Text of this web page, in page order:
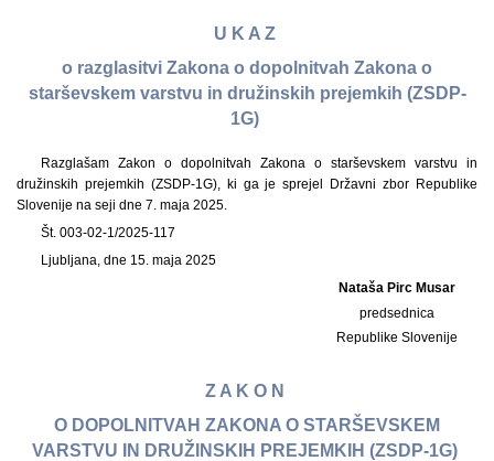
U K A Z
o razglasitvi Zakona o dopolnitvah Zakona o
starševskem varstvu in družinskih prejemkih (ZSDP-
1G)
Razglašam Zakon o dopolnitvah Zakona o starševskem varstvu in
družinskih prejemkih (ZSDP-1G), ki ga je sprejel Državni zbor Republike
Slovenije na seji dne 7. maja 2025.
Št. 003-02-1/2025-117
Ljubljana, dne 15. maja 2025
Nataša Pirc Musar
predsednica
Republike Slovenije
Z A K O N
O DOPOLNITVAH ZAKONA O STARŠEVSKEM
VARSTVU IN DRUŽINSKIH PREJEMKIH (ZSDP-1G)